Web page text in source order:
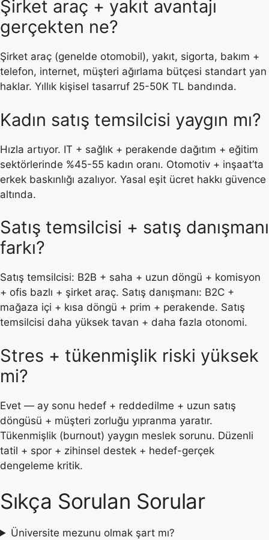
Şirket araç + yakıt avantajı
gerçekten ne?
Şirket araç (genelde otomobil), yakıt, sigorta, bakım +
telefon, internet, müşteri ağırlama bütçesi standart yan
haklar. Yıllık kişisel tasarruf 25-50K TL bandında.
Kadın satış temsilcisi yaygın mı?
Hızla artıyor. IT + sağlık + perakende dağıtım + eğitim
sektörlerinde %45-55 kadın oranı. Otomotiv + inşaat’ta
erkek baskınlığı azalıyor. Yasal eşit ücret hakkı güvence
altında.
Satış temsilcisi + satış danışmanı
farkı?
Satış temsilcisi: B2B + saha + uzun döngü + komisyon
+ ofis bazlı + şirket araç. Satış danışmanı: B2C +
mağaza içi + kısa döngü + prim + perakende. Satış
temsilcisi daha yüksek tavan + daha fazla otonomi.
Stres + tükenmişlik riski yüksek
mi?
Evet — ay sonu hedef + reddedilme + uzun satış
döngüsü + müşteri zorluğu yıpranma yaratır.
Tükenmişlik (burnout) yaygın meslek sorunu. Düzenli
tatil + spor + zihinsel destek + hedef-gerçek
dengeleme kritik.
Sıkça Sorulan Sorular
Üniversite mezunu olmak şart mı?